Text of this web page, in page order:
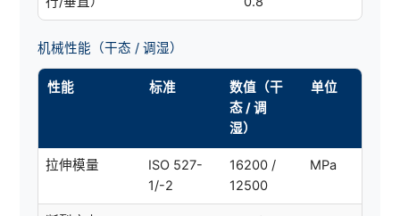
机械性能（干态 / 调湿）
性能 标准
数值（干
态 / 调
湿）
单位
拉伸模量
ISO 527-
1/-2
16200 /
12500
MPa